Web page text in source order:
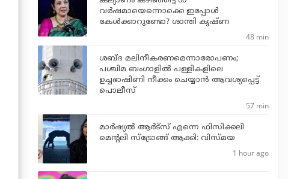
വർഷമായെന്നൊക്കെ ഇപ്പോൾ
കേൾക്കാറുണ്ടോ? ശാന്തി കൃഷ്ണ
48 min
ശബ്ദ മലിനീകരണമെന്നാരോപണം;
പശ്ചിമ ബംഗാളില്‍ പള്ളികളിലെ
ഉച്ചഭാഷിണി നീക്കം ചെയ്യാന്‍ ആവശ്യപ്പെട്ട്
പൊലീസ്
57 min
മാർഷ്യൽ ആർട്സ് എന്നെ ഫിസിക്കലി
മെന്റലി സ്ട്രോങ്ങ് ആക്കി: വിസ്മയ
1 hour ago